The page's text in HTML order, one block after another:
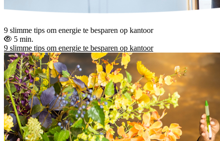
9 slimme tips om energie te besparen op kantoor
5 min.
9 slimme tips om energie te besparen op kantoor